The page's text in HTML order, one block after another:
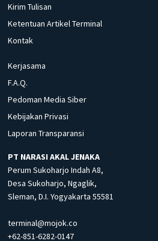
Kirim Tulisan
Ketentuan Artikel Terminal
Kontak
Kerjasama
F.A.Q.
Pedoman Media Siber
Kebijakan Privasi
Laporan Transparansi
PT NARASI AKAL JENAKA
Perum Sukoharjo Indah A8,
Desa Sukoharjo, Ngaglik,
Sleman, D.I. Yogyakarta 55581
terminal@mojok.co
+62-851-6282-0147